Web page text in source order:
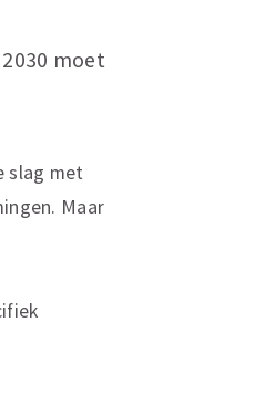
moet
slag met
Maar